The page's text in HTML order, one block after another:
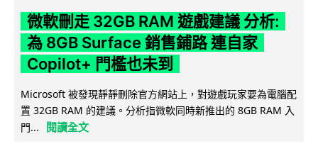
微軟刪走 32GB RAM 遊戲建議 分析:
為 8GB Surface 銷售鋪路 連自家
Copilot+ 門檻也未到
Microsoft 被發現靜靜刪除官方網站上，對遊戲玩家要為電腦配
置 32GB RAM 的建議。分析指微軟同時新推出的 8GB RAM 入
門...
閱讀全文